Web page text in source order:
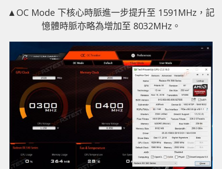
▲ OC Mode 下核心時脈進一步提升至 1591MHz，記
憶體時脈亦略為增加至 8032MHz。